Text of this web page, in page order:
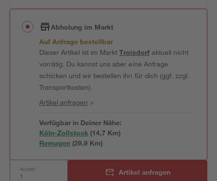
Abholung im Markt
Auf Anfrage bestellbar
Dieser Artikel ist im MarktTroisdorfaktuell nicht
vorrätig. Du kannst uns aber eine Anfrage
schicken und wir bestellen ihn für dich (ggf. zzgl.
Transportkosten).
Artikel anfragen >
Verfügbar in Deiner Nähe:
Köln-Zollstock (14,7 Km)
Remagen (29,9 Km)
Anzahl: Artikel anfragen